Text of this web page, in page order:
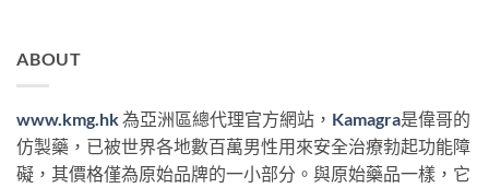
ABOUT
www.kmg.hk為亞洲區總代理官方網站， Kamagra是偉哥的
仿製藥，已被世界各地數百萬男性用來安全治療勃起功能障
礙，其價格僅為原始品牌的一小部分。與原始藥品一樣，它